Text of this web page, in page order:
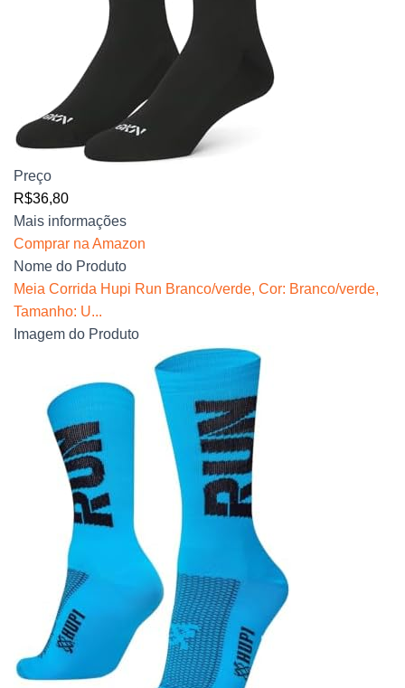
Preço
R$36,80
Mais informações
Comprar na Amazon
Nome do Produto
Meia Corrida Hupi Run Branco/verde, Cor: Branco/verde,
Tamanho: U...
Imagem do Produto